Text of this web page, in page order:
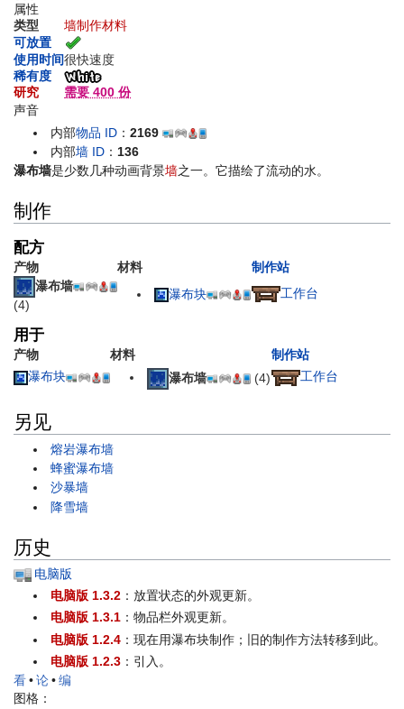
属性
类型
墙制作材料
可放置
使用时间很快速度
稀有度
研究
需要 400 份
声音
内部物品 ID ：2169
内部墙 ID ： 136
瀑布墙是少数几种动画背景墙之一。它描绘了流动的水。
制作
配方
产物 材料
制作站
瀑布墙
(4)
瀑布块 工作台
用于
产物 材料
制作站
瀑布块
瀑布墙 (4) 工作台
另见
熔岩瀑布墙
蜂蜜瀑布墙
沙暴墙
降雪墙
历史
电脑版
电脑版 1.3.2 ：放置状态的外观更新。
电脑版 1.3.1 ：物品栏外观更新。
电脑版 1.2.4 ：现在用瀑布块制作；旧的制作方法转移到此。
电脑版 1.2.3 ：引入。
看•论•编
图格：